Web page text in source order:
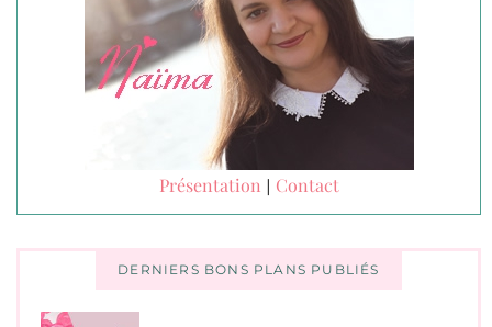
Présentation | Contact
DERNIERS BONS PLANS PUBLIÉS